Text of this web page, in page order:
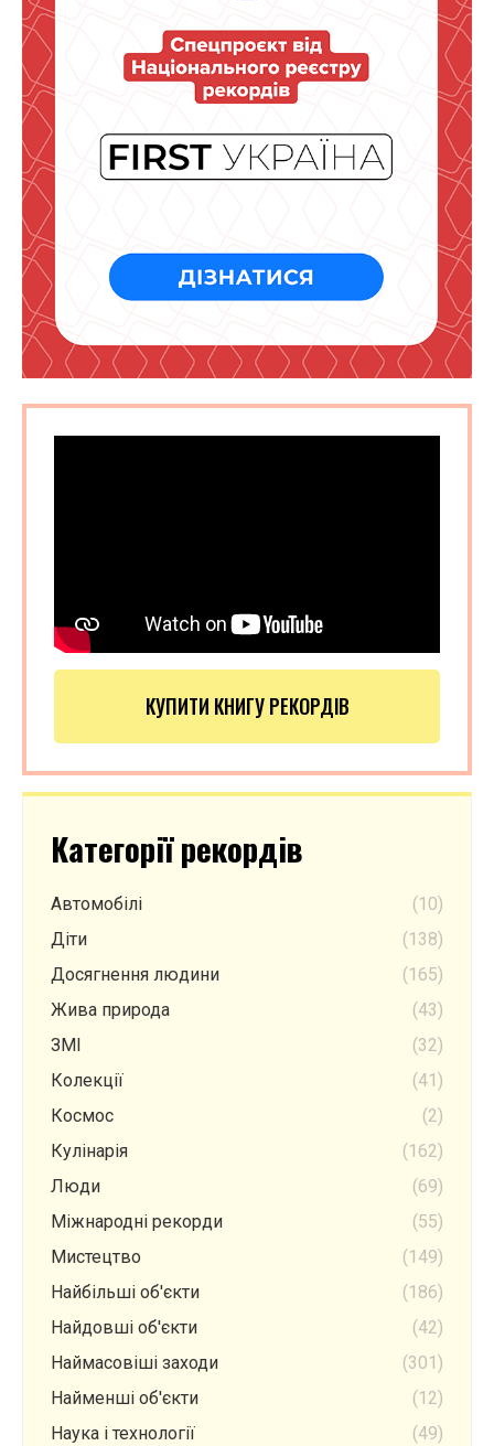
КУПИТИ КНИГУ РЕКОРДІВ
Категорії рекордів
Автомобілі
(10)
Діти
(138)
Досягнення людини
(165)
Жива природа
(43)
ЗМІ
(32)
Колекції
(41)
Космос
(2)
Кулінарія
(162)
Люди
(69)
Міжнародні рекорди
(55)
Мистецтво
(149)
Найбільші об'єкти
(186)
Найдовші об'єкти
(42)
Наймасовіші заходи
(301)
Найменші об'єкти
(12)
Наука і технології
(49)